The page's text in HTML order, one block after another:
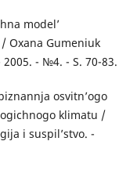
model’
Oxana Gumeniuk
- №4. - S. 70-83.
osvitn’ogo
klimatu /
i suspil’stvo. -